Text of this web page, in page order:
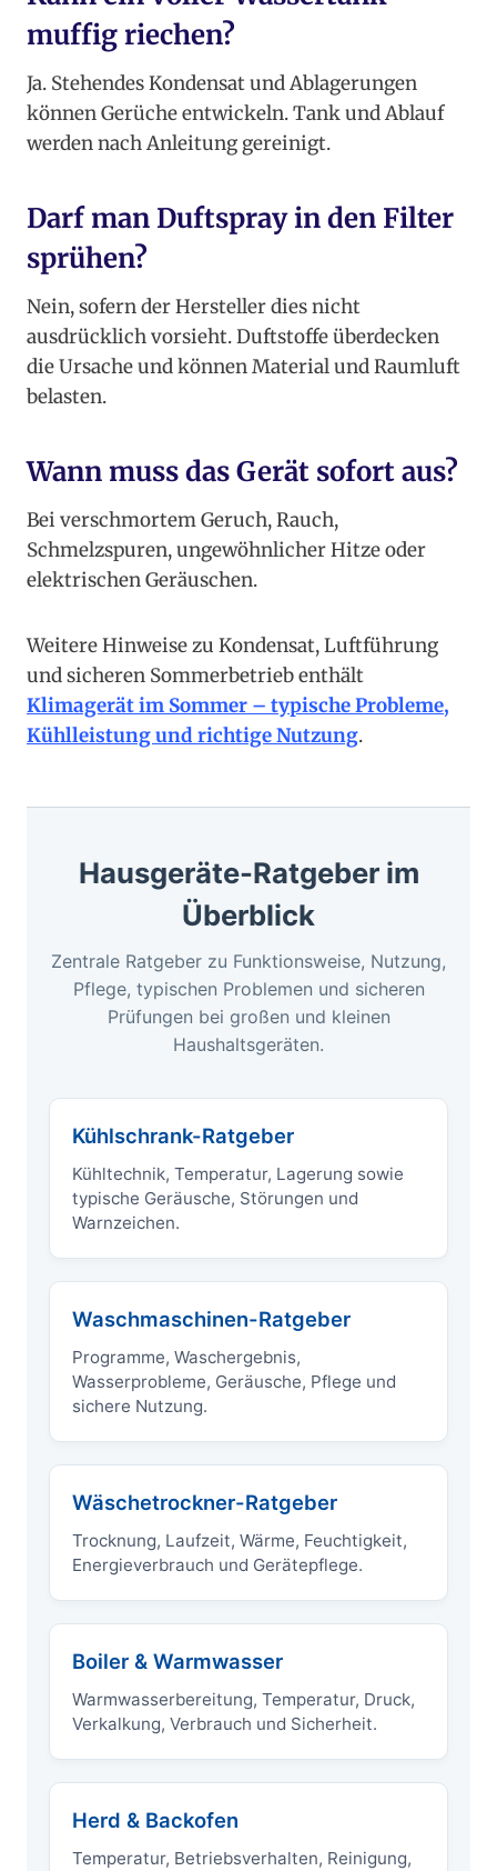
muffig riechen?
Ja. Stehendes Kondensat und Ablagerungen
können Gerüche entwickeln. Tank und Ablauf
werden nach Anleitung gereinigt.
Darf man Duftspray in den Filter
sprühen?
Nein, sofern der Hersteller dies nicht
ausdrücklich vorsieht. Duftstoffe überdecken
die Ursache und können Material und Raumluft
belasten.
Wann muss das Gerät sofort aus?
Bei verschmortem Geruch, Rauch,
Schmelzspuren, ungewöhnlicher Hitze oder
elektrischen Geräuschen.
Weitere Hinweise zu Kondensat, Luftführung
und sicheren Sommerbetrieb enthält
Klimagerät im Sommer – typische Probleme,
Kühlleistung und richtige Nutzung.
Hausgeräte-Ratgeber im
Überblick
Zentrale Ratgeber zu Funktionsweise, Nutzung,
Pflege, typischen Problemen und sicheren
Prüfungen bei großen und kleinen
Haushaltsgeräten.
Kühlschrank-Ratgeber
Kühltechnik, Temperatur, Lagerung sowie
typische Geräusche, Störungen und
Warnzeichen.
Waschmaschinen-Ratgeber
Programme, Waschergebnis,
Wasserprobleme, Geräusche, Pflege und
sichere Nutzung.
Wäschetrockner-Ratgeber
Trocknung, Laufzeit, Wärme, Feuchtigkeit,
Energieverbrauch und Gerätepflege.
Boiler & Warmwasser
Warmwasserbereitung, Temperatur, Druck,
Verkalkung, Verbrauch und Sicherheit.
Herd & Backofen
Temperatur, Betriebsverhalten, Reinigung,